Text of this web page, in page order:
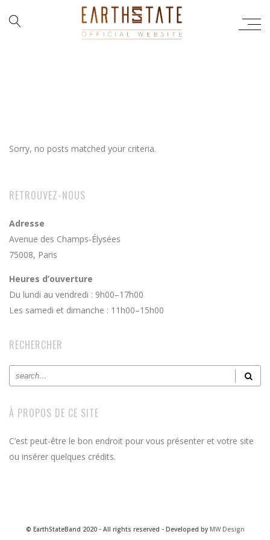
Sorry, no posts matched your criteria.
RETROUVEZ-NOUS
Adresse
Avenue des Champs-Élysées
75008, Paris
Heures d’ouverture
Du lundi au vendredi : 9h00–17h00
Les samedi et dimanche : 11h00–15h00
RECHERCHER
À PROPOS DE CE SITE
C’est peut-être le bon endroit pour vous présenter et votre site
ou insérer quelques crédits.
© EarthStateBand 2020 - All rights reserved - Developed by MW Design